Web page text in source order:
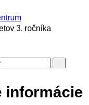
3. ročníka
informácie